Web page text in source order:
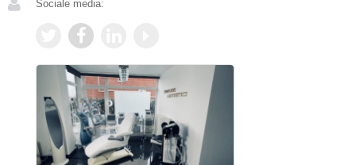
Sociale media: